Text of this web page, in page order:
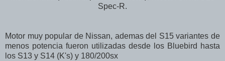
Spec-R.
Motor muy popular de Nissan, ademas del S15 variantes de
menos potencia fueron utilizadas desde los Bluebird hasta
los S13 y S14 (K's) y 180/200sx